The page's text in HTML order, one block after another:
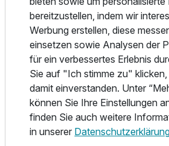
ausgestatteten Zimmer sind jeweils
und WC ausgestattet. Auf dem
SAT-TV und kann zudem kostenlos
meisten der wunderschön
ausgestatteten Zimmer verfügen
Schreibtisch und eine separate
Angebot inbegriffen ist ein leckeres
Frühstück. Lassen Sie sich
sich eine Auszeit vom Alltagsstress!
Das Hotel Leo ist bestens
bereitzustellen, indem wir
Werbung erstellen, diese
einsetzen sowie Analysen der
für ein verbessertes Erlebnis
Sie auf "Ich stimme zu"
damit einverstanden. Unter
können Sie Ihre Einstellungen
finden Sie auch weitere
in unserer